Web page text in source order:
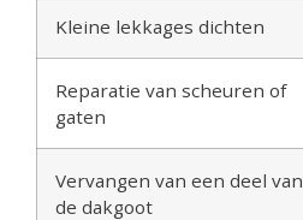
Kleine lekkages dichten
Reparatie van scheuren of
gaten
Vervangen van een deel van
de dakgoot